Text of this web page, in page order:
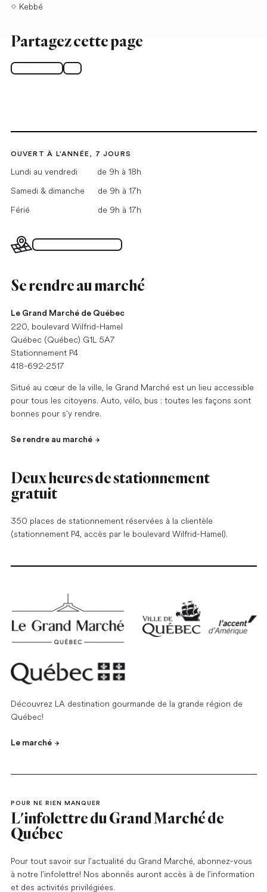
Kebbé
Partagez cette page
Facebook X
OUVERT À L'ANNÉE, 7 JOURS
Lundi au vendredi
de 9h à 18h
Samedi & dimanche
de 9h à 17h
Férié
de 9h à 17h
Plan du Grand Marché
Se rendre au marché
Le Grand Marché de Québec
220, boulevard Wilfrid-Hamel
Québec (Québec) G1L 5A7
Stationnement P4
418-692-2517
Situé au cœur de la ville, le Grand Marché est un lieu accessible
pour tous les citoyens. Auto, vélo, bus : toutes les façons sont
bonnes pour s'y rendre.
Se rendre au marché
Deux heures de stationnement
gratuit
350 places de stationnement réservées à la clientèle
(stationnement P4, accès par le boulevard Wilfrid-Hamel).
Découvrez LA destination gourmande de la grande région de
Québec!
Le marché
POUR NE RIEN MANQUER
L'infolettre du Grand Marché de
Québec
Pour tout savoir sur l'actualité du Grand Marché, abonnez-vous
à notre l’infolettre! Nos abonnés auront accès à de l’information
et des activités privilégiées.